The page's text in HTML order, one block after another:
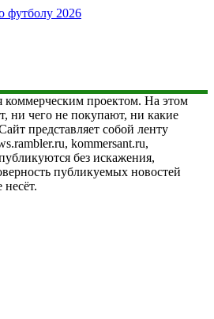
футболу 2026
коммерческим проектом. На этом
ни чего не покупают, ни какие
представляет собой ленту
kommersant.ru,
без искажения,
публикуемых новостей